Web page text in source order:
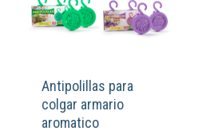
Antipolillas para
colgar armario
aromatico